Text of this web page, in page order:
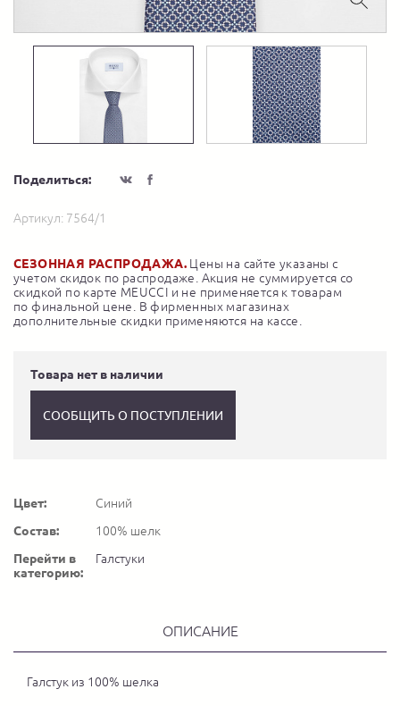
Поделиться:
Артикул: 7564/1
СЕЗОННАЯ РАСПРОДАЖА. Цены на сайте указаны с
учетом скидок по распродаже. Акция не суммируется со
скидкой по карте MEUCCI и не применяется к товарам
по финальной цене. В фирменных магазинах
дополнительные скидки применяются на кассе.
Товара нет в наличии
СООБЩИТЬ О ПОСТУПЛЕНИИ
Цвет:
Синий
Состав:
100% шелк
Перейти в
категорию:
Галстуки
ОПИСАНИЕ
Галстук из 100% шелка